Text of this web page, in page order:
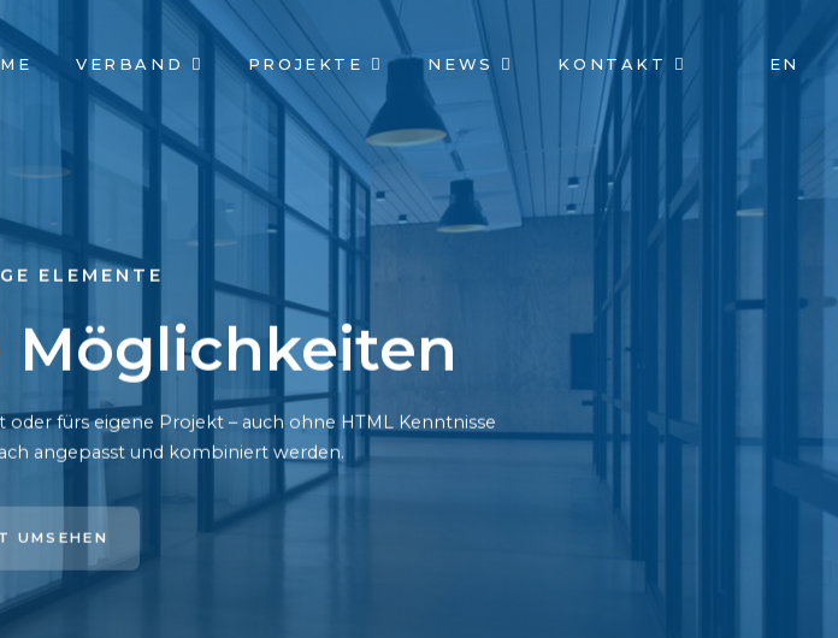
VERBAND PROJEKTE NEWS KONTAKT EN
ELEMENTE
fürs eigene Projekt – auch ohne HTML Kenntnisse
angepasst und kombiniert werden.
UMSEHEN